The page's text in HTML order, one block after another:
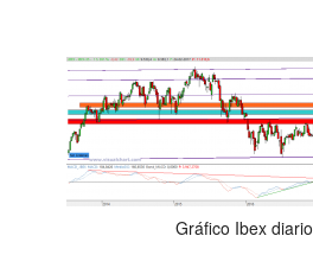
Gráfico Ibex diario